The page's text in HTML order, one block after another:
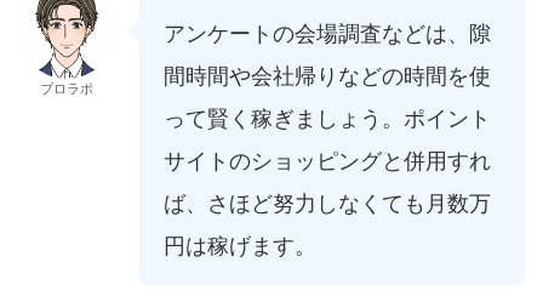
ブロラボ
アンケートの会場調査などは、隙
間時間や会社帰りなどの時間を使
って賢く稼ぎましょう。ポイント
サイトのショッピングと併用すれ
ば、さほど努力しなくても月数万
円は稼げます。